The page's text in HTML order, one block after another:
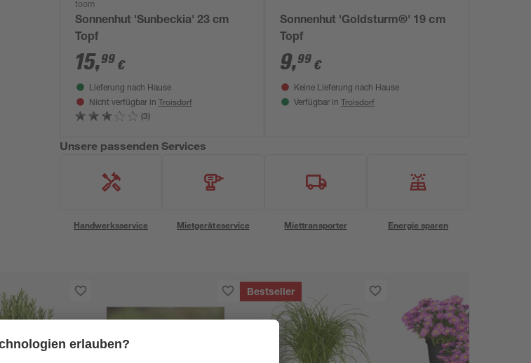
toom
Sonnenhut 'Sunbeckia' 23 cm
Topf
15,99 €
Lieferung nach Hause
Nicht verfügbar in Troisdorf
(3)
Sonnenhut 'Goldsturm®' 19 cm
Topf
9,99 €
Keine Lieferung nach Hause
Verfügbar in Troisdorf
Unsere passenden Services
Handwerksservice Mietgeräteservice Miettransporter Energie sparen
Bestseller